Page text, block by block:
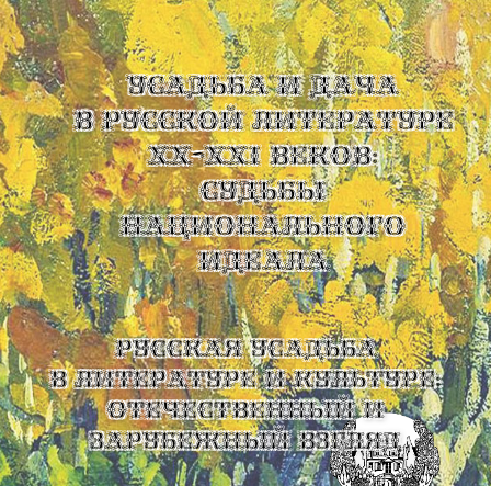
УСАДЬБА И ДАЧА
В РУССКОЙ ЛИТЕРАТУРЕ
XX-XXI ВЕКОВ:
СУДЬБЫ
НАЦИОНАЛЬНОГО
ИДЕАЛА
Русская усадьба
в литературе и культуре:
отечественный и
зарубежный взгляд